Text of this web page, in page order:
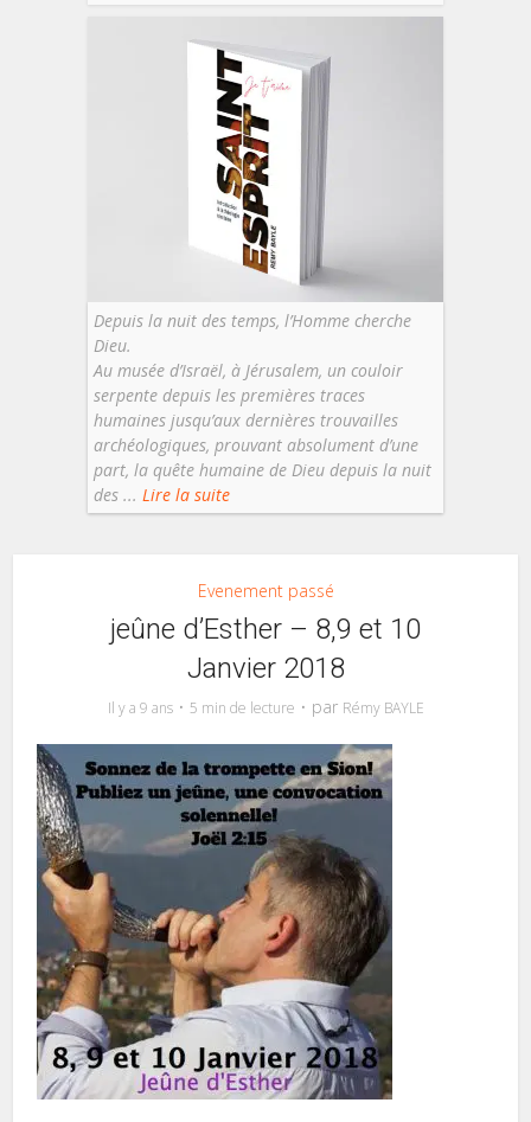
Depuis la nuit des temps, l’Homme cherche
Dieu.
Au musée d’Israël, à Jérusalem, un couloir
serpente depuis les premières traces
humaines jusqu’aux dernières trouvailles
archéologiques, prouvant absolument d’une
part, la quête humaine de Dieu depuis la nuit
des ... Lire la suite
Evenement passé
jeûne d’Esther – 8,9 et 10
Janvier 2018
Il y a 9 ans 5 min de lecture par Rémy BAYLE